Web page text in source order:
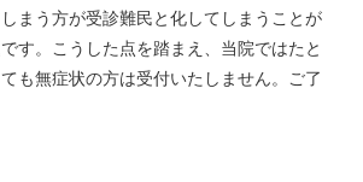
まう方が受診難民と化してしまうことが
す。こうした点を踏まえ、当院ではたと
も無症状の方は受付いたしません。ご了